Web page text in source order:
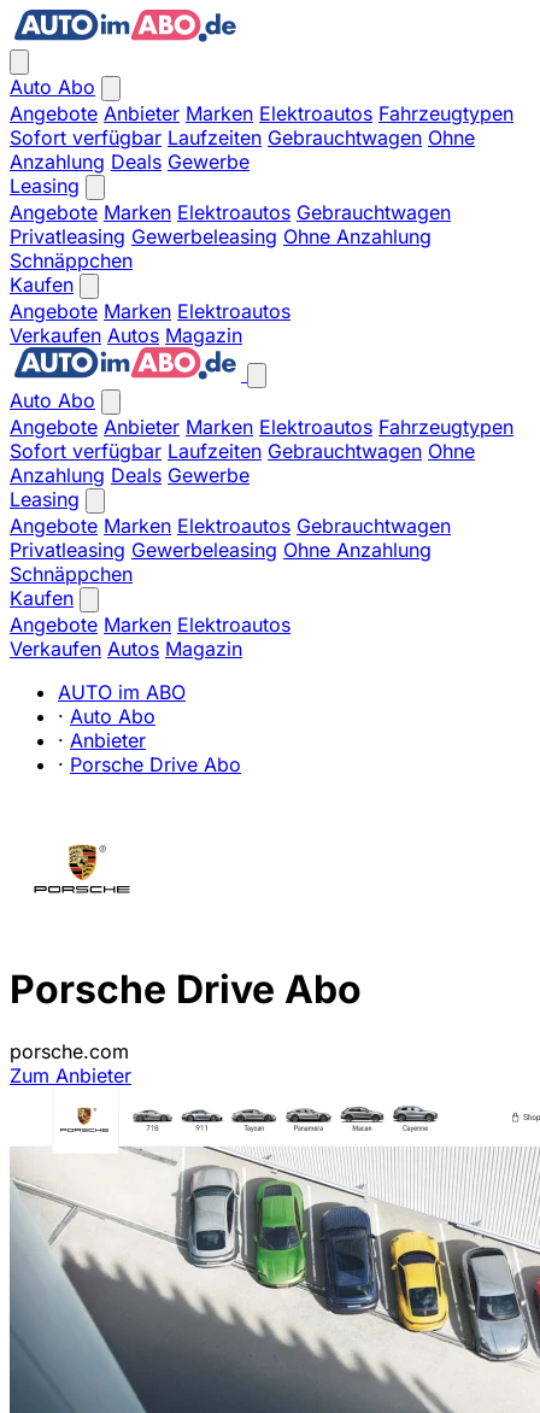
Auto Abo
Angebote Anbieter Marken Elektroautos Fahrzeugtypen
Sofort verfügbar Laufzeiten Gebrauchtwagen Ohne
Anzahlung Deals Gewerbe
Leasing
Angebote Marken Elektroautos Gebrauchtwagen
Privatleasing Gewerbeleasing Ohne Anzahlung
Schnäppchen
Kaufen
Angebote Marken Elektroautos
Verkaufen Autos Magazin
Auto Abo
Angebote Anbieter Marken Elektroautos Fahrzeugtypen
Sofort verfügbar Laufzeiten Gebrauchtwagen Ohne
Anzahlung Deals Gewerbe
Leasing
Angebote Marken Elektroautos Gebrauchtwagen
Privatleasing Gewerbeleasing Ohne Anzahlung
Schnäppchen
Kaufen
Angebote Marken Elektroautos
Verkaufen Autos Magazin
AUTO im ABO
· Auto Abo
· Anbieter
· Porsche Drive Abo
Porsche Drive Abo
porsche.com
Zum Anbieter